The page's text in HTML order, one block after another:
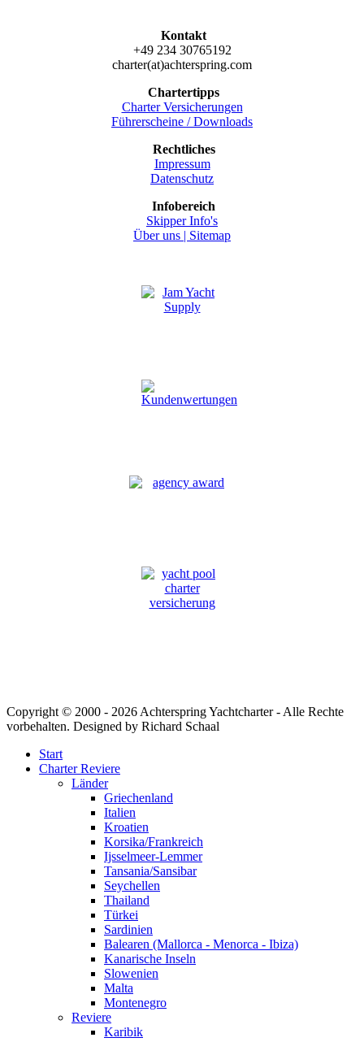
Kontakt
+49 234 30765192
charter(at)achterspring.com
Chartertipps
Charter Versicherungen
Führerscheine / Downloads
Rechtliches
Impressum
Datenschutz
Infobereich
Skipper Info's
Über uns | Sitemap
Copyright © 2000 - 2026 Achterspring Yachtcharter - Alle Rechte
vorbehalten. Designed by Richard Schaal
Start
Charter Reviere
Länder
Griechenland
Italien
Kroatien
Korsika/Frankreich
Ijsselmeer-Lemmer
Tansania/Sansibar
Seychellen
Thailand
Türkei
Sardinien
Balearen (Mallorca - Menorca - Ibiza)
Kanarische Inseln
Slowenien
Malta
Montenegro
Reviere
Karibik